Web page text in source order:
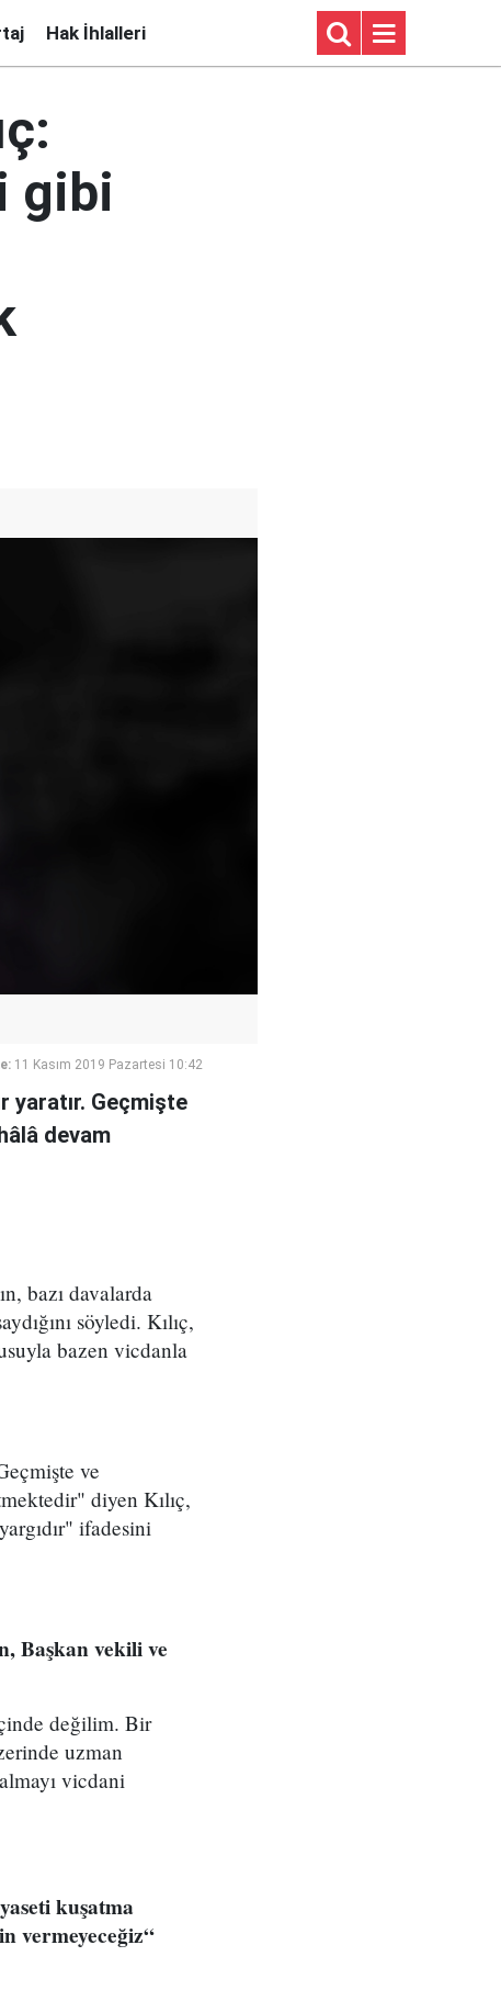
Hak İhlalleri
gibi
11 Kasım 2019 Pazartesi 10:42
yaratır. Geçmişte
devam
bazı davalarda
söyledi. Kılıç,
bazen vicdanla
ve
diyen Kılıç,
ifadesini
Başkan vekili ve
değilim. Bir
uzman
vicdani
kuşatma
vermeyeceğiz“